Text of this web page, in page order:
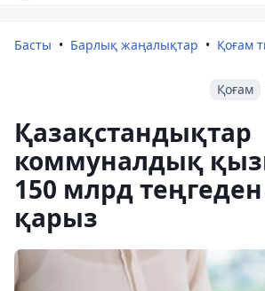
Басты Барлық жаңалықтар Қоғам
Қоғам
Қазақстандықтар
коммуналдық
150 млрд
қарыз